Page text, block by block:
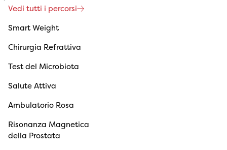
Vedi tutti i percorsi
Smart Weight
Chirurgia Refrattiva
Test del Microbiota
Salute Attiva
Ambulatorio Rosa
Risonanza Magnetica
della Prostata